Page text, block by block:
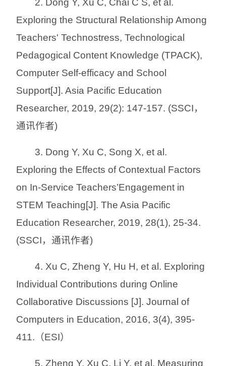
Exploring the Structural Relationship Among
Teachers' Technostress, Technological
Pedagogical Content Knowledge (TPACK),
Computer Self-efficacy and School
Support[J]. Asia Pacific Education
Researcher, 2019, 29(2): 147-157. (SSCI，
通讯作者)
3. Dong Y, Xu C, Song X, et al.
Exploring the Effects of Contextual Factors
on In-Service Teachers’Engagement in
STEM Teaching[J]. The Asia Pacific
Education Researcher, 2019, 28(1), 25-34.
(SSCI，通讯作者)
4. Xu C, Zheng Y, Hu H, et al. Exploring
Individual Contributions during Online
Collaborative Discussions [J]. Journal of
Computers in Education, 2016, 3(4), 395-
411.（ESI）
5. Zheng Y, Xu C, Li Y, et al. Measuring